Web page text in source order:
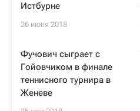
Истбурне
26 июня 2018
Фучович сыграет с
Гойовчиком в финале
теннисного турнира в
Женеве